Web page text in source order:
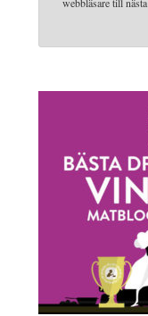
webbläsare till